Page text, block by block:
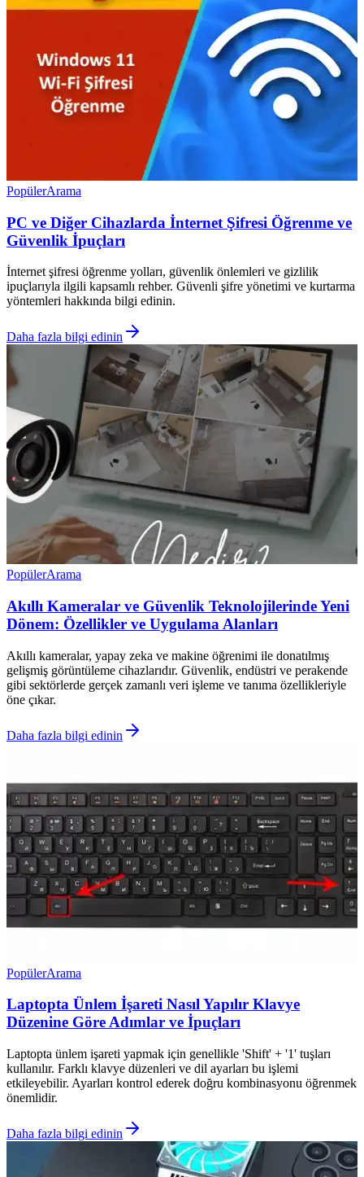
PopülerArama
PC ve Diğer Cihazlarda İnternet Şifresi Öğrenme ve
Güvenlik İpuçları
İnternet şifresi öğrenme yolları, güvenlik önlemleri ve gizlilik
ipuçlarıyla ilgili kapsamlı rehber. Güvenli şifre yönetimi ve kurtarma
yöntemleri hakkında bilgi edinin.
Daha fazla bilgi edinin
PopülerArama
Akıllı Kameralar ve Güvenlik Teknolojilerinde Yeni
Dönem: Özellikler ve Uygulama Alanları
Akıllı kameralar, yapay zeka ve makine öğrenimi ile donatılmış
gelişmiş görüntüleme cihazlarıdır. Güvenlik, endüstri ve perakende
gibi sektörlerde gerçek zamanlı veri işleme ve tanıma özellikleriyle
öne çıkar.
Daha fazla bilgi edinin
PopülerArama
Laptopta Ünlem İşareti Nasıl Yapılır Klavye
Düzenine Göre Adımlar ve İpuçları
Laptopta ünlem işareti yapmak için genellikle 'Shift' + '1' tuşları
kullanılır. Farklı klavye düzenleri ve dil ayarları bu işlemi
etkileyebilir. Ayarları kontrol ederek doğru kombinasyonu öğrenmek
önemlidir.
Daha fazla bilgi edinin